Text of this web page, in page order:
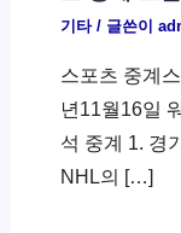
기타/ 글쓴이
스포츠 중계
년11월16일
석 중계 1. 경
NHL의 […]